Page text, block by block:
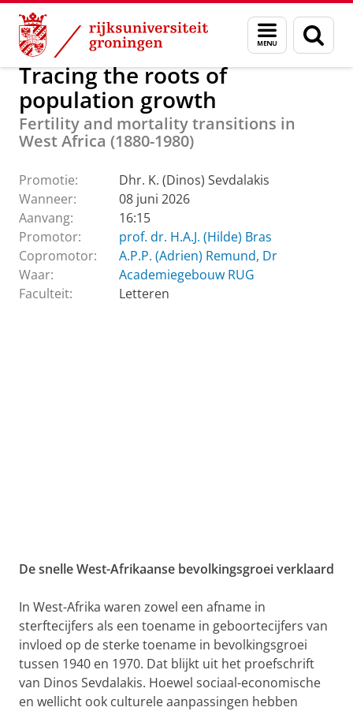
Skip
Content
Skip
Navigation
Menu
en
zoeken
Over ons Actueel Evenementen Promoties
Tracing the roots of
population growth
Fertility and mortality transitions in
West Africa (1880-1980)
Promotie:
Dhr. K. (Dinos) Sevdalakis
Wanneer:
08 juni 2026
Aanvang:
16:15
Promotor:
prof. dr. H.A.J. (Hilde) Bras
Copromotor:
A.P.P. (Adrien) Remund, Dr
Waar:
Academiegebouw RUG
Faculteit:
Letteren
De snelle West-Afrikaanse bevolkingsgroei verklaard
In West-Afrika waren zowel een afname in
sterftecijfers als een toename in geboortecijfers van
invloed op de sterke toename in bevolkingsgroei
tussen 1940 en 1970. Dat blijkt uit het proefschrift
van Dinos Sevdalakis. Hoewel sociaal-economische
en wellicht ook culturele aanpassingen hebben